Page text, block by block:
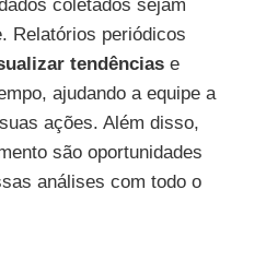
coletados sejam
Relatórios periódicos
tendências e
ajudando a equipe a
ações. Além disso,
são oportunidades
análises com todo o